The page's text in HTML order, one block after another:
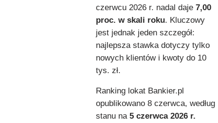
czerwcu 2026 r. nadal daje 7,00
proc. w skali roku. Kluczowy
jest jednak jeden szczegół:
najlepsza stawka dotyczy tylko
nowych klientów i kwoty do 10
tys. zł.
Ranking lokat Bankier.pl
opublikowano 8 czerwca, według
stanu na 5 czerwca 2026 r.